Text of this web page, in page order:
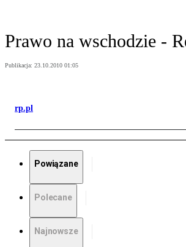
Prawo na wschodzie -
Publikacja: 23.10.2010 01:05
rp.pl
Powiązane
Polecane
Najnowsze